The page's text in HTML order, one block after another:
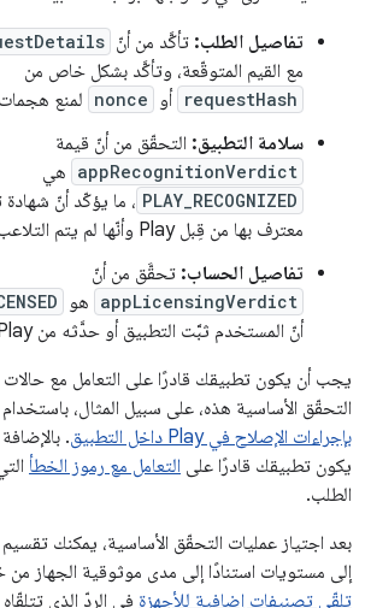
تفاصيل الطلب: تأكَّد من أنّ
مع القيم المتوقّعة، وتأكَّد بشكل خاص من
requestHash أو nonce لمنع هجمات
سلامة التطبيق: التحقّق من أنّ قيمة
appRecognitionVerdict هي
PLAY_RECOGNIZED ، ما يؤكّد أنّ شهادة
معترف بها من قِبل Play وأنّها لم يتم التلاعب بها.
تفاصيل الحساب: تحقَّق من أنّ
appLicensingVerdict هو
أنّ المستخدم ثبَّت التطبيق أو حدَّثه من Google Play.
يجب أن يكون تطبيقك قادرًا على التعامل مع حالات
التحقّق الأساسية هذه، على سبيل المثال، باستخدام
بإجراءات الإصلاح في Play داخل التطبيق
.
يكون تطبيقك قادرًا على التعامل مع رموز الخطأ
الطلب.
بعد اجتياز عمليات التحقّق الأساسية، يمكنك تقسيم
إلى مستويات استنادًا إلى مدى موثوقية الجهاز من
تلقّي تصنيفات إضافية للأجهزة في الردّ الذي